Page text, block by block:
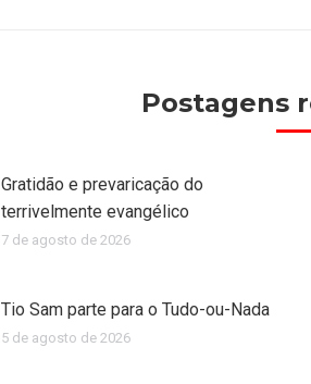
Postagens
Gratidão e prevaricação do
terrivelmente evangélico
7 de agosto de 2026
Tio Sam parte para o Tudo-ou-Nada
5 de agosto de 2026